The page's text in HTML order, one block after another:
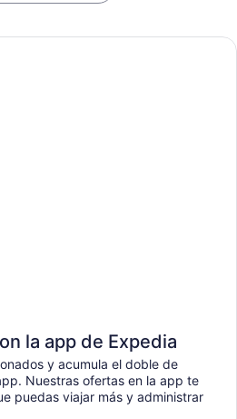
la app de Expedia
y acumula el doble de
Nuestras ofertas en la app te
puedas viajar más y administrar